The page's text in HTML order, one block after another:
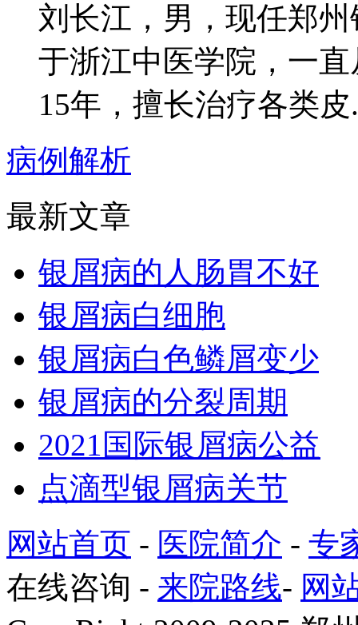
刘长江，男，现任郑
于浙江中医学院，一
15年，擅长治疗各类皮
病例解析
最新文章
银屑病的人肠胃不好
银屑病白细胞
银屑病白色鳞屑变少
银屑病的分裂周期
2021国际银屑病公益
点滴型银屑病关节
网站首页 - 医院简介 - 专
在线咨询 - 来院路线- 网